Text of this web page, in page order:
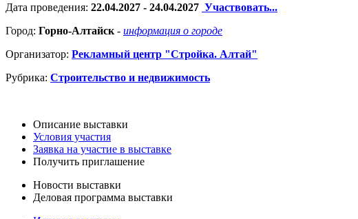
Дата проведения: 22.04.2027 - 24.04.2027 Участвовать...
Город: Горно-Алтайск - информация о городе
Организатор: Рекламный центр "Стройка. Алтай"
Рубрика: Строительство и недвижимость
Описание выставки
Условия участия
Заявка на участие в выставке
Получить приглашение
Новости выставки
Деловая программа выставки